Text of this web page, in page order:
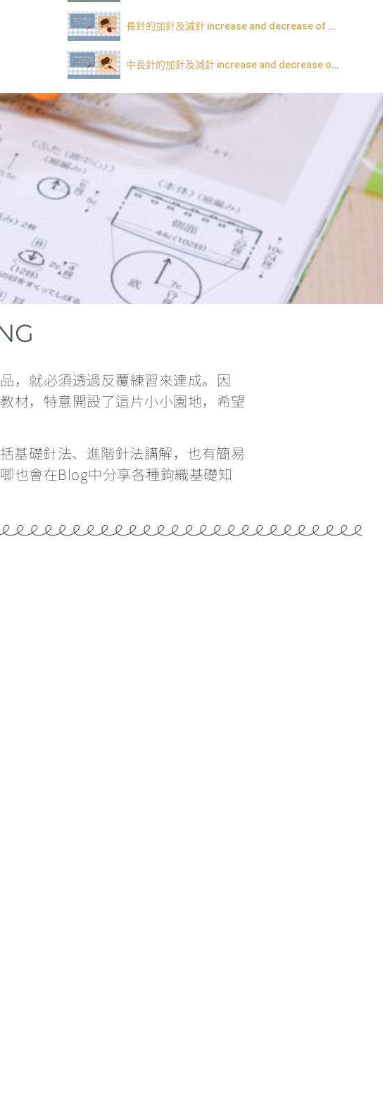
長針的加針及減針 increase and decrease of double crochet
中長針的加針及減針 increase and decrease of half double crochet
小技巧篇：圓形為甚麼會起角變成多邊形？
繞線後到底要拉多高？
理想的左手拿線姿勢+補救技巧
鉤針要怎麼選？不同材質有甚麼分別？
鉤織玩偶一定要學會隱形減針的做法
為甚麼鉤織會引致手痛？手痛該怎麼辦？
，就必須透過反覆練習來達成。因
材，特意開設了這片小小園地，希望
基礎針法、進階針法講解，也有簡易
也會在Blog中分享各種鉤織基礎知